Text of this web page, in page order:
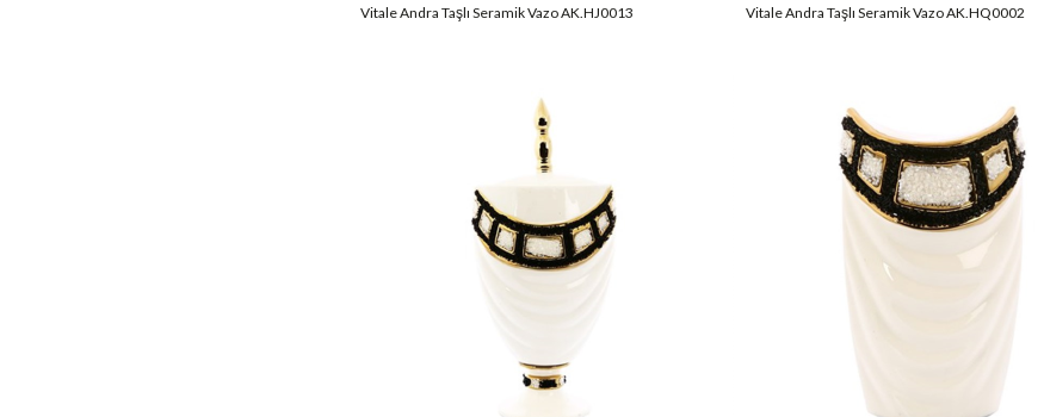
Vitale Andra Taşlı Seramik Vazo AK.HJ0013 Vitale Andra Taşlı Seramik Vazo AK.HQ0002